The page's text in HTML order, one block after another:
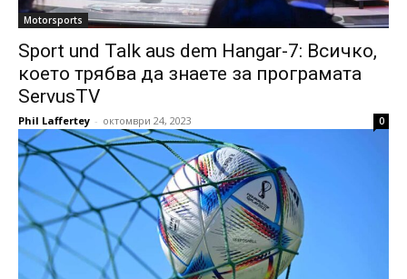
Motorsports
Sport und Talk aus dem Hangar-7: Всичко,
което трябва да знаете за програмата
ServusTV
Phil Laffertey - октомври 24, 2023 0